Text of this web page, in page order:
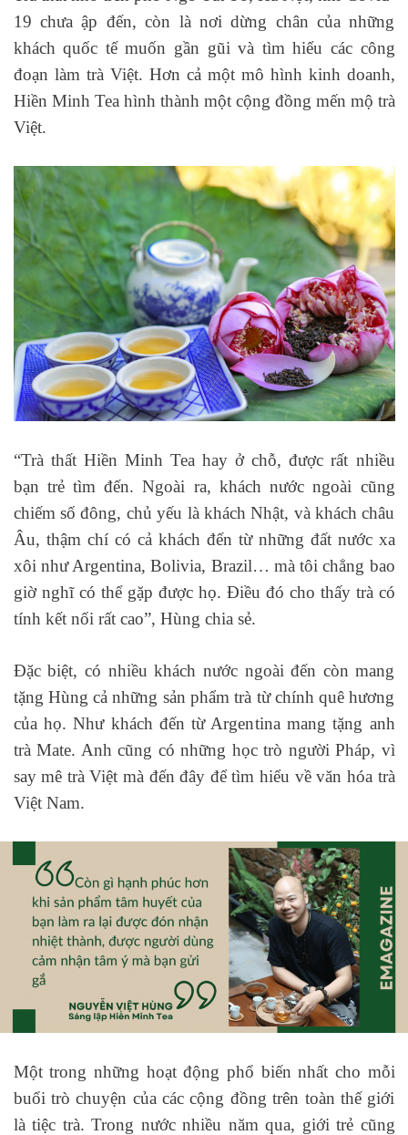
19 chưa ập đến, còn là nơi dừng chân của những
khách quốc tế muốn gần gũi và tìm hiểu các công
đoạn làm trà Việt. Hơn cả một mô hình kinh doanh,
Hiền Minh Tea hình thành một cộng đồng mến mộ trà
Việt.
“Trà thất Hiền Minh Tea hay ở chỗ, được rất nhiều
bạn trẻ tìm đến. Ngoài ra, khách nước ngoài cũng
chiếm số đông, chủ yếu là khách Nhật, và khách châu
Âu, thậm chí có cả khách đến từ những đất nước xa
xôi như Argentina, Bolivia, Brazil… mà tôi chẳng bao
giờ nghĩ có thể gặp được họ. Điều đó cho thấy trà có
tính kết nối rất cao”, Hùng chia sẻ.
Đặc biệt, có nhiều khách nước ngoài đến còn mang
tặng Hùng cả những sản phẩm trà từ chính quê hương
của họ. Như khách đến từ Argentina mang tặng anh
trà Mate. Anh cũng có những học trò người Pháp, vì
say mê trà Việt mà đến đây để tìm hiểu về văn hóa trà
Việt Nam.
Một trong những hoạt động phổ biến nhất cho mỗi
buổi trò chuyện của các cộng đồng trên toàn thế giới
là tiệc trà. Trong nước nhiều năm qua, giới trẻ cũng